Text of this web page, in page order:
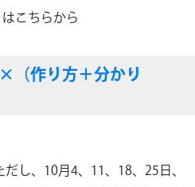
こちらから
（作り方＋分かり
し、10月4、11、18、25日、